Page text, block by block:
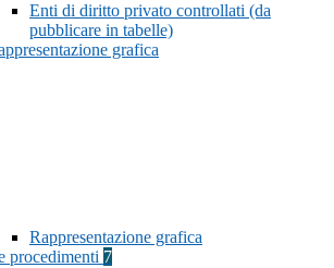
Enti di diritto privato controllati (da
pubblicare in tabelle)
grafica
Rappresentazione grafica
procedimenti 7